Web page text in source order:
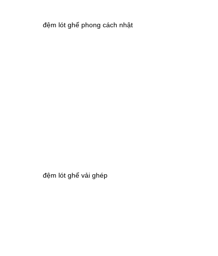
đệm lót ghế phong cách nhật
đệm lót ghế vải ghép